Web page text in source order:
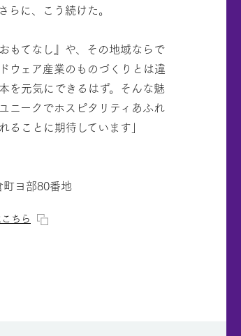
らに、こう続けた。
もてなし』や、その地域ならで
ウェア産業のものづくりとは違
を元気にできるはず。そんな魅
ニークでホスピタリティあふれ
ことに期待しています」
ヨ部80番地
ちら